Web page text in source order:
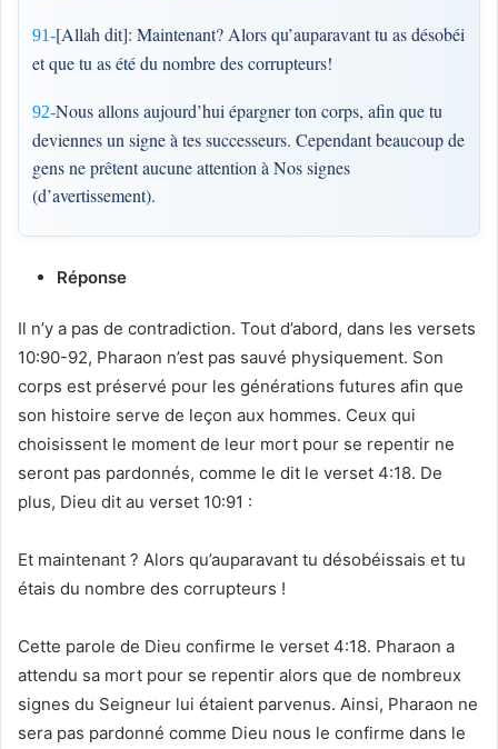
91-[Allah dit]: Maintenant? Alors qu’auparavant tu as désobéi
et que tu as été du nombre des corrupteurs!
92-Nous allons aujourd’hui épargner ton corps, afin que tu
deviennes un signe à tes successeurs. Cependant beaucoup de
gens ne prêtent aucune attention à Nos signes
(d’avertissement).
Réponse
Il n’y a pas de contradiction. Tout d’abord, dans les versets
10:90-92, Pharaon n’est pas sauvé physiquement. Son
corps est préservé pour les générations futures afin que
son histoire serve de leçon aux hommes. Ceux qui
choisissent le moment de leur mort pour se repentir ne
seront pas pardonnés, comme le dit le verset 4:18. De
plus, Dieu dit au verset 10:91 :
Et maintenant ? Alors qu’auparavant tu désobéissais et tu
étais du nombre des corrupteurs !
Cette parole de Dieu confirme le verset 4:18. Pharaon a
attendu sa mort pour se repentir alors que de nombreux
signes du Seigneur lui étaient parvenus. Ainsi, Pharaon ne
sera pas pardonné comme Dieu nous le confirme dans le